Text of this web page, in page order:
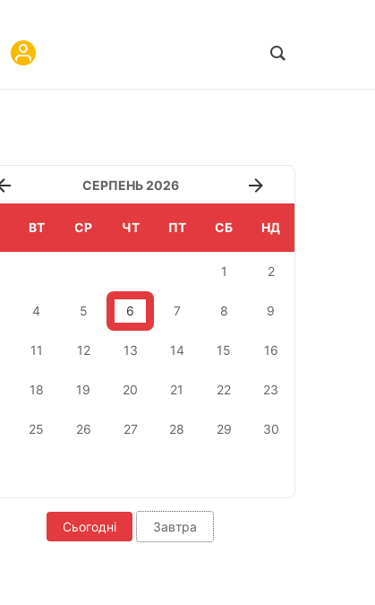
СЕРПЕНЬ 2026
ВТ СР ЧТ ПТ СБ НД
1 2
4 5 6 7 8 9
11 12 13 14 15 16
18 19 20 21 22 23
25 26 27 28 29 30
Сьогодні Завтра